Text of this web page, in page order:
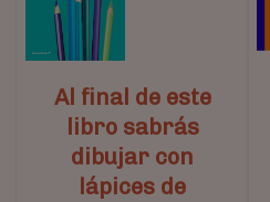
Al final de este
libro sabrás
dibujar con
lápices de